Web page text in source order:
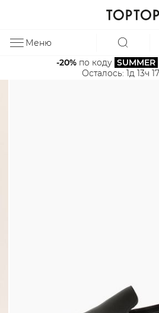
Меню
-20% по коду SUMMER
Осталось: 1д 13ч